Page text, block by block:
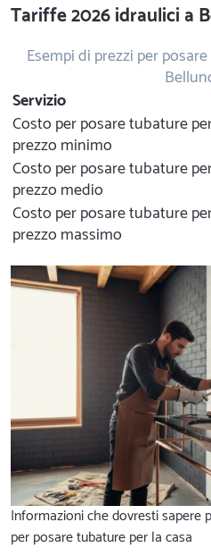
Tariffe 2026 idraulici a
Esempi di prezzi per
Servizio
Costo per posare tubature
prezzo minimo
Costo per posare tubature
prezzo medio
Costo per posare tubature
prezzo massimo
Informazioni che dovresti sapere
per posare tubature per la casa